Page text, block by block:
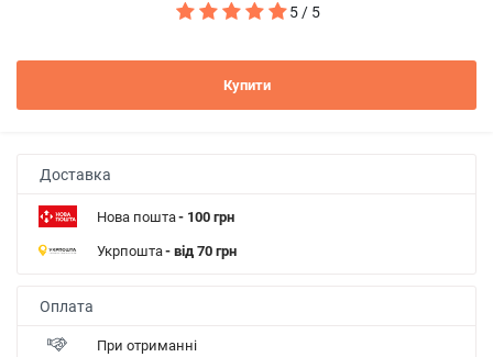
5 / 5
Купити
Доставка
Нова пошта- 100 грн
Укрпошта- від 70 грн
Оплата
При отриманні